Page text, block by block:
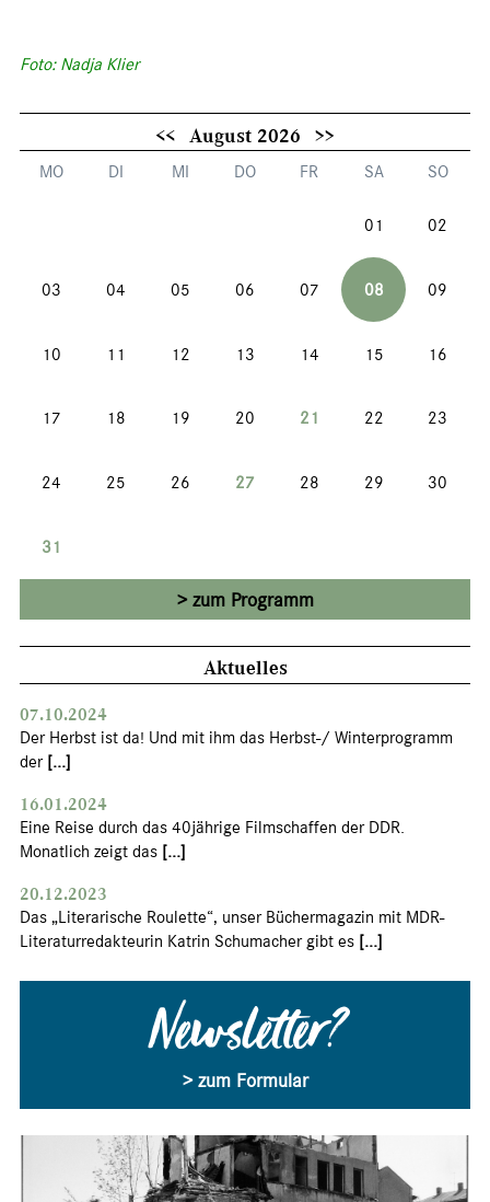
Foto: Nadja Klier
<< August 2026 >>
MO DI MI DO FR SA SO
01 02
03 04 05 06 07 08 09
10 11 12 13 14 15 16
17 18 19 20 21 22 23
24 25 26 27 28 29 30
31
zum Programm
Aktuelles
07.10.2024
Der Herbst ist da! Und mit ihm das Herbst-/ Winterprogramm
der [...]
16.01.2024
Eine Reise durch das 40jährige Filmschaffen der DDR.
Monatlich zeigt das [...]
20.12.2023
Das „Literarische Roulette“, unser Büchermagazin mit MDR-
Literaturredakteurin Katrin Schumacher gibt es [...]
Newsletter?
> zum Formular